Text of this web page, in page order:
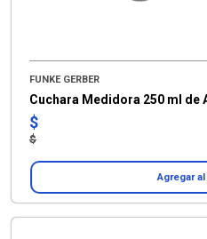
FUNKE GERBER
Cuchara Medidora 250 ml de
$
$
Agregar